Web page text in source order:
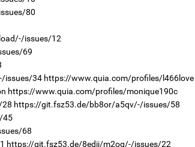
80
issues/12
69
issues/34 https://www.quia.com/profiles/l466love
https://www.quia.com/profiles/monique190c
https://git.fsz53.de/bb8or/a5qv/-/issues/58
45
68
https://git.fsz53.de/8edjj/m2og/-/issues/22